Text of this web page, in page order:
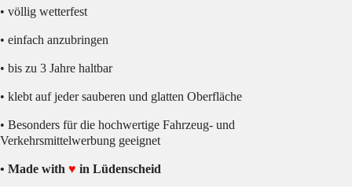
• völlig wetterfest
• einfach anzubringen
• bis zu 3 Jahre haltbar
• klebt auf jeder sauberen und glatten Oberfläche
• Besonders für die hochwertige Fahrzeug- und
Verkehrsmittelwerbung geeignet
• Made with ♥ in Lüdenscheid